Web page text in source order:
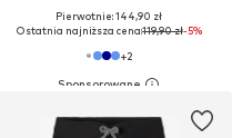
Pierwotnie: 144,90 zł
Ostatnia najniższa cena:119,90 zł-5%
+2